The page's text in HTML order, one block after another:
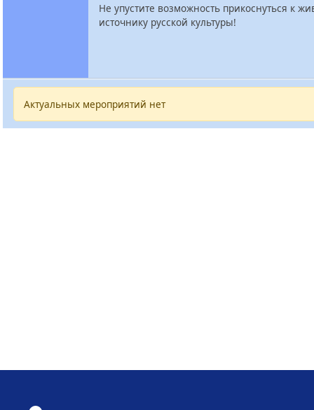
Не упустите возможность прикоснуться к
источнику русской культуры!
Актуальных мероприятий нет